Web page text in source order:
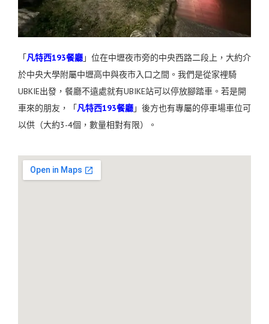
「凡特西193餐廳」位在中壢夜市旁的中央西路二段上，大約介
於中央大學附屬中壢高中與夜市入口之間。我們是從家裡騎
UBKIE出發，餐廳不遠處就有UBIKE站可以停放腳踏車。若是開
車來的朋友，「凡特西193餐廳」後方也有專屬的停車場車位可
以供（大約3-4個，數量相對有限）。